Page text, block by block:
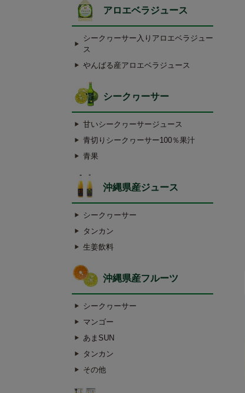
アロエベラジュース
シークヮーサー入りアロエベラジュー
ス
やんばる産アロエベラジュース
シークヮーサー
甘いシークヮーサージュース
青切りシークヮーサー100％果汁
青果
沖縄県産ジュース
シークヮーサー
タンカン
生姜飲料
沖縄県産フルーツ
シークヮーサー
マンゴー
あまSUN
タンカン
その他